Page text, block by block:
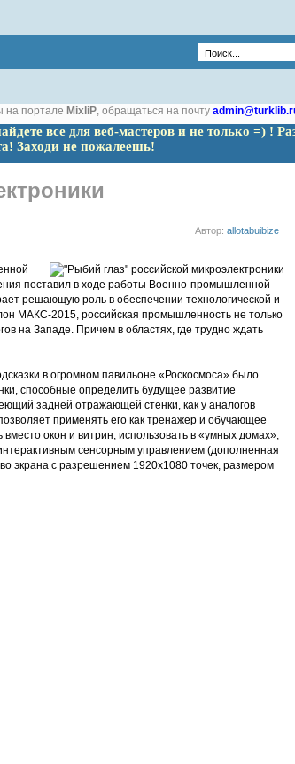
на портале MixliP, обращаться на почту
все для веб-мастеров и не только =) !
Заходи не пожалеешь!
Автор:allotabuibize
поставил в ходе работы Военно-промышленной
решающую роль в обеспечении технологической и
МАКС-2015, российская промышленность не только
на Западе. Причем в областях, где трудно ждать
в огромном павильоне «Роскосмоса» было
способные определить будущее развитие
задней отражающей стенки, как у аналогов
применять его как тренажер и обучающее
окон и витрин, использовать в «умных домах»,
сенсорным управлением (дополненная
экрана с разрешением 1920х1080 точек, размером